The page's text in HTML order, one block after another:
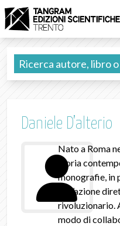
Daniele D’alterio
Nato a Roma
storia
monografie, in
dell’azione
rivoluzionario.
modo di